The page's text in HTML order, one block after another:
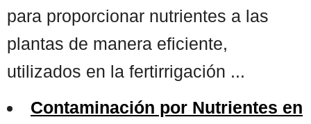
para proporcionar nutrientes a las
plantas de manera eficiente,
utilizados en la fertirrigación ...
Contaminación por Nutrientes en